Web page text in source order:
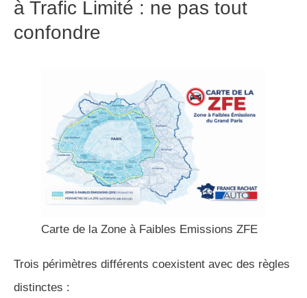
à Trafic Limité : ne pas tout
confondre
Carte de la Zone à Faibles Emissions ZFE
Trois périmètres différents coexistent avec des règles
distinctes :